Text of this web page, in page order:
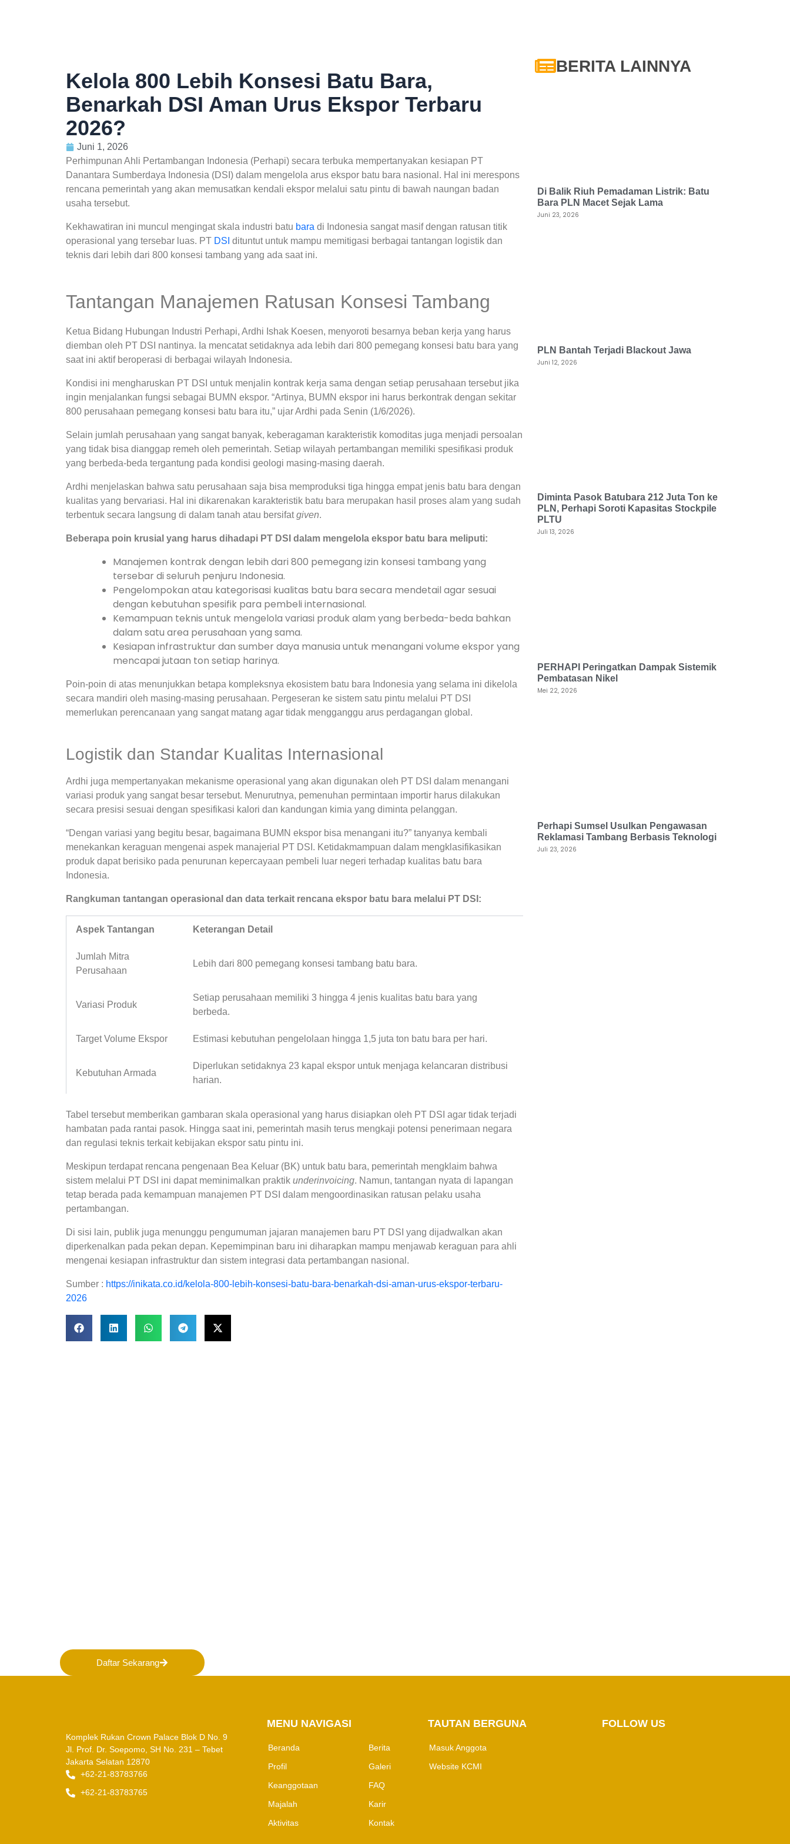
Kelola 800 Lebih Konsesi Batu Bara,
Benarkah DSI Aman Urus Ekspor Terbaru
2026?
Juni 1, 2026
Perhimpunan Ahli Pertambangan Indonesia (Perhapi) secara terbuka mempertanyakan kesiapan PT
Danantara Sumberdaya Indonesia (DSI) dalam mengelola arus ekspor batu bara nasional. Hal ini merespons
rencana pemerintah yang akan memusatkan kendali ekspor melalui satu pintu di bawah naungan badan
usaha tersebut.
Kekhawatiran ini muncul mengingat skala industri batu bara di Indonesia sangat masif dengan ratusan titik
operasional yang tersebar luas. PT DSI dituntut untuk mampu memitigasi berbagai tantangan logistik dan
teknis dari lebih dari 800 konsesi tambang yang ada saat ini.
Tantangan Manajemen Ratusan Konsesi Tambang
Ketua Bidang Hubungan Industri Perhapi, Ardhi Ishak Koesen, menyoroti besarnya beban kerja yang harus
diemban oleh PT DSI nantinya. Ia mencatat setidaknya ada lebih dari 800 pemegang konsesi batu bara yang
saat ini aktif beroperasi di berbagai wilayah Indonesia.
Kondisi ini mengharuskan PT DSI untuk menjalin kontrak kerja sama dengan setiap perusahaan tersebut jika
ingin menjalankan fungsi sebagai BUMN ekspor. “Artinya, BUMN ekspor ini harus berkontrak dengan sekitar
800 perusahaan pemegang konsesi batu bara itu,” ujar Ardhi pada Senin (1/6/2026).
Selain jumlah perusahaan yang sangat banyak, keberagaman karakteristik komoditas juga menjadi persoalan
yang tidak bisa dianggap remeh oleh pemerintah. Setiap wilayah pertambangan memiliki spesifikasi produk
yang berbeda-beda tergantung pada kondisi geologi masing-masing daerah.
Ardhi menjelaskan bahwa satu perusahaan saja bisa memproduksi tiga hingga empat jenis batu bara dengan
kualitas yang bervariasi. Hal ini dikarenakan karakteristik batu bara merupakan hasil proses alam yang sudah
terbentuk secara langsung di dalam tanah atau bersifatgiven.
Beberapa poin krusial yang harus dihadapi PT DSI dalam mengelola ekspor batu bara meliputi:
Manajemen kontrak dengan lebih dari 800 pemegang izin konsesi tambang yang
tersebar di seluruh penjuru Indonesia.
Pengelompokan atau kategorisasi kualitas batu bara secara mendetail agar sesuai
dengan kebutuhan spesifik para pembeli internasional.
Kemampuan teknis untuk mengelola variasi produk alam yang berbeda-beda bahkan
dalam satu area perusahaan yang sama.
Kesiapan infrastruktur dan sumber daya manusia untuk menangani volume ekspor yang
mencapai jutaan ton setiap harinya.
Poin-poin di atas menunjukkan betapa kompleksnya ekosistem batu bara Indonesia yang selama ini dikelola
secara mandiri oleh masing-masing perusahaan. Pergeseran ke sistem satu pintu melalui PT DSI
memerlukan perencanaan yang sangat matang agar tidak mengganggu arus perdagangan global.
Logistik dan Standar Kualitas Internasional
Ardhi juga mempertanyakan mekanisme operasional yang akan digunakan oleh PT DSI dalam menangani
variasi produk yang sangat besar tersebut. Menurutnya, pemenuhan permintaan importir harus dilakukan
secara presisi sesuai dengan spesifikasi kalori dan kandungan kimia yang diminta pelanggan.
“Dengan variasi yang begitu besar, bagaimana BUMN ekspor bisa menangani itu?” tanyanya kembali
menekankan keraguan mengenai aspek manajerial PT DSI. Ketidakmampuan dalam mengklasifikasikan
produk dapat berisiko pada penurunan kepercayaan pembeli luar negeri terhadap kualitas batu bara
Indonesia.
Rangkuman tantangan operasional dan data terkait rencana ekspor batu bara melalui PT DSI:
Aspek Tantangan Keterangan Detail
Jumlah Mitra
Perusahaan
Lebih dari 800 pemegang konsesi tambang batu bara.
Variasi Produk
Setiap perusahaan memiliki 3 hingga 4 jenis kualitas batu bara yang
berbeda.
Target Volume Ekspor Estimasi kebutuhan pengelolaan hingga 1,5 juta ton batu bara per hari.
Kebutuhan Armada
Diperlukan setidaknya 23 kapal ekspor untuk menjaga kelancaran distribusi
harian.
Tabel tersebut memberikan gambaran skala operasional yang harus disiapkan oleh PT DSI agar tidak terjadi
hambatan pada rantai pasok. Hingga saat ini, pemerintah masih terus mengkaji potensi penerimaan negara
dan regulasi teknis terkait kebijakan ekspor satu pintu ini.
Meskipun terdapat rencana pengenaan Bea Keluar (BK) untuk batu bara, pemerintah mengklaim bahwa
sistem melalui PT DSI ini dapat meminimalkan praktik underinvoicing. Namun, tantangan nyata di lapangan
tetap berada pada kemampuan manajemen PT DSI dalam mengoordinasikan ratusan pelaku usaha
pertambangan.
Di sisi lain, publik juga menunggu pengumuman jajaran manajemen baru PT DSI yang dijadwalkan akan
diperkenalkan pada pekan depan. Kepemimpinan baru ini diharapkan mampu menjawab keraguan para ahli
mengenai kesiapan infrastruktur dan sistem integrasi data pertambangan nasional.
Sumber : https://inikata.co.id/kelola-800-lebih-konsesi-batu-bara-benarkah-dsi-aman-urus-ekspor-terbaru-
2026
BERITA LAINNYA
Di Balik Riuh Pemadaman Listrik: Batu
Bara PLN Macet Sejak Lama
Juni 23, 2026
PLN Bantah Terjadi Blackout Jawa
Juni 12, 2026
Diminta Pasok Batubara 212 Juta Ton ke
PLN, Perhapi Soroti Kapasitas Stockpile
PLTU
Juli 13, 2026
PERHAPI Peringatkan Dampak Sistemik
Pembatasan Nikel
Mei 22, 2026
Perhapi Sumsel Usulkan Pengawasan
Reklamasi Tambang Berbasis Teknologi
Juli 23, 2026
Daftar Sekarang
Komplek Rukan Crown Palace Blok D No. 9
Jl. Prof. Dr. Soepomo, SH No. 231 – Tebet
Jakarta Selatan 12870
+62-21-83783766
+62-21-83783765
MENU NAVIGASI
Beranda
Profil
Keanggotaan
Majalah
Aktivitas
Berita
Galeri
FAQ
Karir
Kontak
TAUTAN BERGUNA
Masuk Anggota
Website KCMI
FOLLOW US